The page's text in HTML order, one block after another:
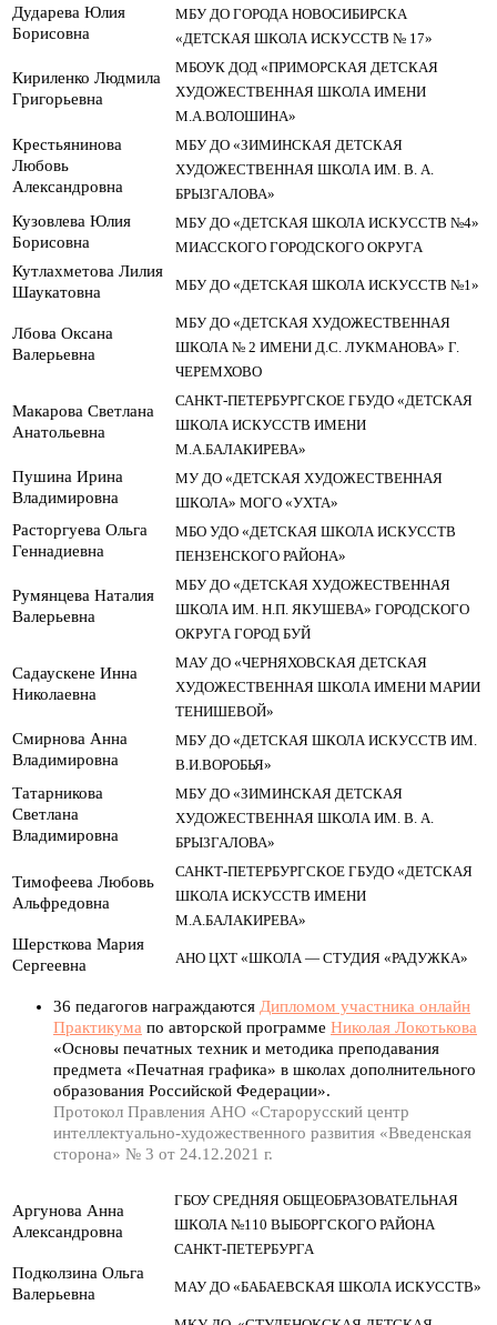
Дударева Юлия
Борисовна
МБУ ДО ГОРОДА НОВОСИБИРСКА
«ДЕТСКАЯ ШКОЛА ИСКУССТВ № 17»
Кириленко Людмила
Григорьевна
МБОУК ДОД «ПРИМОРСКАЯ ДЕТСКАЯ
ХУДОЖЕСТВЕННАЯ ШКОЛА ИМЕНИ
М.А.ВОЛОШИНА»
Крестьянинова
Любовь
Александровна
МБУ ДО «ЗИМИНСКАЯ ДЕТСКАЯ
ХУДОЖЕСТВЕННАЯ ШКОЛА ИМ. В. А.
БРЫЗГАЛОВА»
Кузовлева Юлия
Борисовна
МБУ ДО «ДЕТСКАЯ ШКОЛА ИСКУССТВ №4»
МИАССКОГО ГОРОДСКОГО ОКРУГА
Кутлахметова Лилия
Шаукатовна
МБУ ДО «ДЕТСКАЯ ШКОЛА ИСКУССТВ №1»
Лбова Оксана
Валерьевна
МБУ ДО «ДЕТСКАЯ ХУДОЖЕСТВЕННАЯ
ШКОЛА № 2 ИМЕНИ Д.С. ЛУКМАНОВА» Г.
ЧЕРЕМХОВО
Макарова Светлана
Анатольевна
САНКТ-ПЕТЕРБУРГСКОЕ ГБУДО «ДЕТСКАЯ
ШКОЛА ИСКУССТВ ИМЕНИ
М.А.БАЛАКИРЕВА»
Пушина Ирина
Владимировна
МУ ДО «ДЕТСКАЯ ХУДОЖЕСТВЕННАЯ
ШКОЛА» МОГО «УХТА»
Расторгуева Ольга
Геннадиевна
МБО УДО «ДЕТСКАЯ ШКОЛА ИСКУССТВ
ПЕНЗЕНСКОГО РАЙОНА»
Румянцева Наталия
Валерьевна
МБУ ДО «ДЕТСКАЯ ХУДОЖЕСТВЕННАЯ
ШКОЛА ИМ. Н.П. ЯКУШЕВА» ГОРОДСКОГО
ОКРУГА ГОРОД БУЙ
Садаускене Инна
Николаевна
МАУ ДО «ЧЕРНЯХОВСКАЯ ДЕТСКАЯ
ХУДОЖЕСТВЕННАЯ ШКОЛА ИМЕНИ МАРИИ
ТЕНИШЕВОЙ»
Смирнова Анна
Владимировна
МБУ ДО «ДЕТСКАЯ ШКОЛА ИСКУССТВ ИМ.
В.И.ВОРОБЬЯ»
Татарникова
Светлана
Владимировна
МБУ ДО «ЗИМИНСКАЯ ДЕТСКАЯ
ХУДОЖЕСТВЕННАЯ ШКОЛА ИМ. В. А.
БРЫЗГАЛОВА»
Тимофеева Любовь
Альфредовна
САНКТ-ПЕТЕРБУРГСКОЕ ГБУДО «ДЕТСКАЯ
ШКОЛА ИСКУССТВ ИМЕНИ
М.А.БАЛАКИРЕВА»
Шерсткова Мария
Сергеевна
АНО ЦХТ «ШКОЛА — СТУДИЯ «РАДУЖКА»
36 педагогов награждаются Дипломом участника онлайн
Практикума по авторской программе Николая Локотькова
«Основы печатных техник и методика преподавания
предмета «Печатная графика» в школах дополнительного
образования Российской Федерации».
Протокол Правления АНО «Старорусский центр
интеллектуально-художественного развития «Введенская
сторона» № 3 от 24.12.2021 г.
Аргунова Анна
Александровна
ГБОУ СРЕДНЯЯ ОБЩЕОБРАЗОВАТЕЛЬНАЯ
ШКОЛА №110 ВЫБОРГСКОГО РАЙОНА
САНКТ-ПЕТЕРБУРГА
Подколзина Ольга
Валерьевна
МАУ ДО «БАБАЕВСКАЯ ШКОЛА ИСКУССТВ»